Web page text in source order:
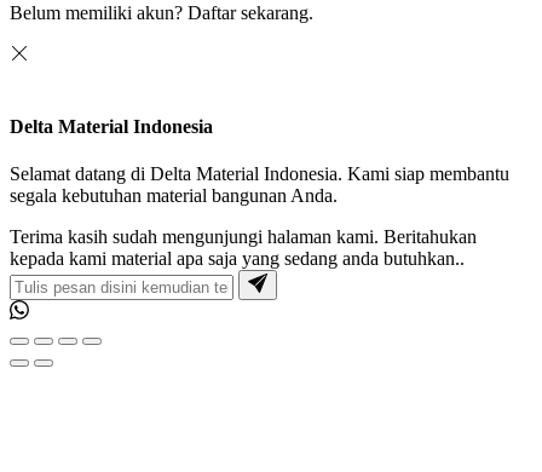
Belum memiliki akun? Daftar sekarang.
Delta Material Indonesia
Selamat datang di Delta Material Indonesia. Kami siap membantu
segala kebutuhan material bangunan Anda.
Terima kasih sudah mengunjungi halaman kami. Beritahukan
kepada kami material apa saja yang sedang anda butuhkan..